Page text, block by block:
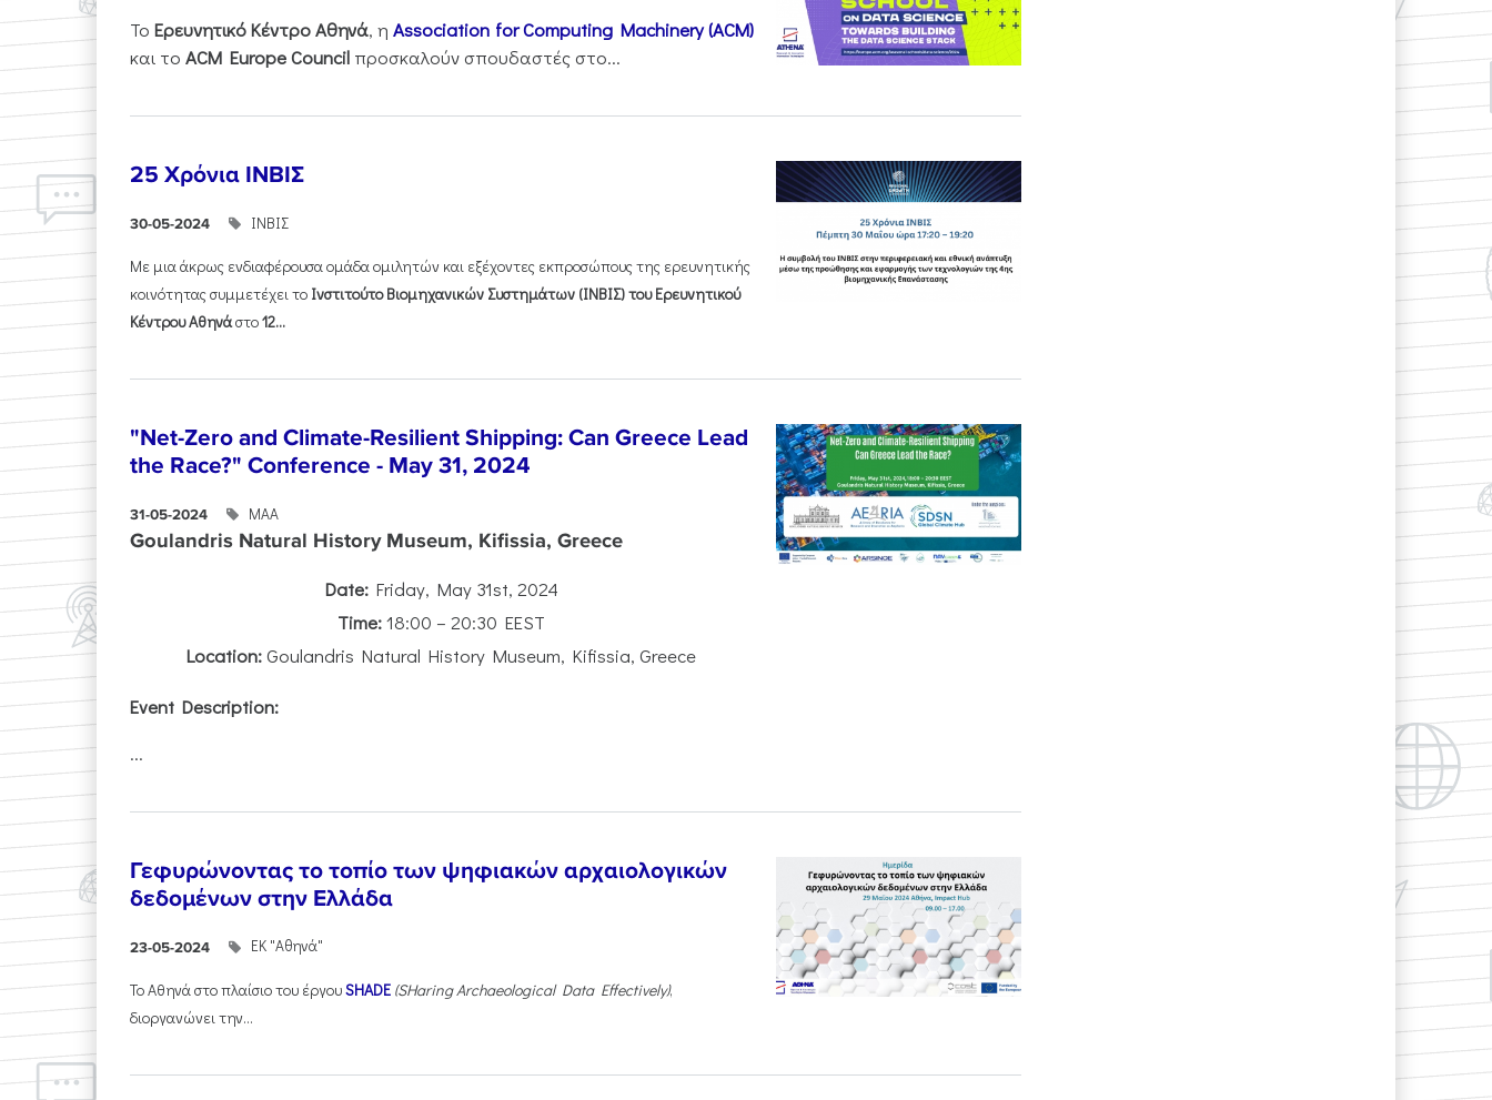
ΤοΕρευνητικό Κέντρο Αθηνά, ηAssociation for Computing Machinery (ACM)
και το ACM Europe Council προσκαλούν σπουδαστές στο...
25 Χρόνια ΙΝΒΙΣ
30-05-2024 ΙΝΒΙΣ
Με μια άκρως ενδιαφέρουσα ομάδα ομιλητών και εξέχοντες εκπροσώπους της ερευνητικής
κοινότητας συμμετέχει το Ινστιτούτο Βιομηχανικών Συστημάτων (ΙΝΒΙΣ) του Ερευνητικού
Κέντρου Αθηνάστο12...
"Net-Zero and Climate-Resilient Shipping: Can Greece Lead
the Race?" Conference - May 31, 2024
31-05-2024 ΜΑΑ
Goulandris Natural History Museum, Kifissia, Greece
Date:Friday, May 31st, 2024
Time:18:00 – 20:30 EEST
Location:Goulandris Natural History Museum, Kifissia, Greece
Event Description:
...
Γεφυρώνοντας το τοπίο των ψηφιακών αρχαιολογικών
δεδομένων στην Ελλάδα
23-05-2024 ΕΚ "Αθηνά"
Το Αθηνά στο πλαίσιο του έργουSHADE (SHaring Archaeological Data Effectively),
διοργανώνει την...